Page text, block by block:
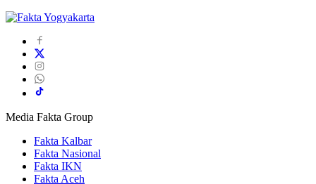
Media Fakta Group
Fakta Kalbar
Fakta Nasional
Fakta IKN
Fakta Aceh